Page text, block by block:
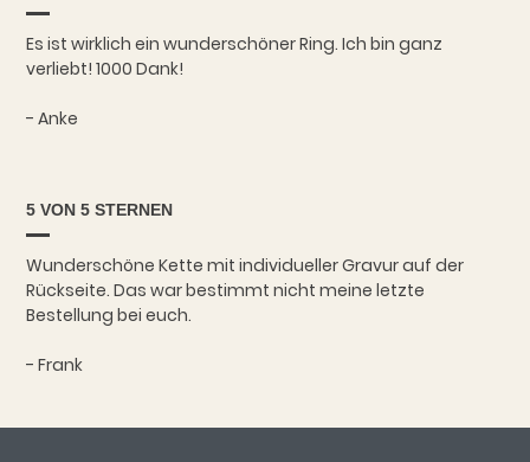
Es ist wirklich ein wunderschöner Ring. Ich bin ganz
verliebt! 1000 Dank!
- Anke
5 VON 5 STERNEN
Wunderschöne Kette mit individueller Gravur auf der
Rückseite. Das war bestimmt nicht meine letzte
Bestellung bei euch.
- Frank